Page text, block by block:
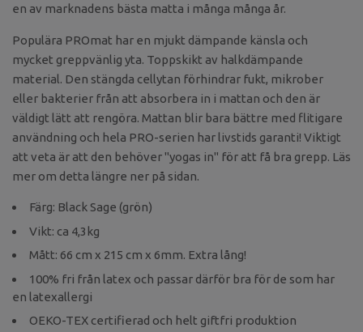
en av marknadens bästa matta i många många år.
Populära PROmat har en mjukt dämpande känsla och
mycket greppvänlig yta. Toppskikt av halkdämpande
material. Den stängda cellytan förhindrar fukt, mikrober
eller bakterier från att absorbera in i mattan och den är
väldigt lätt att rengöra. Mattan blir bara bättre med flitigare
användning och hela PRO-serien har livstids garanti! Viktigt
att veta är att den behöver "yogas in" för att få bra grepp. Läs
mer om detta längre ner på sidan.
Färg: Black Sage (grön)
Vikt: ca 4,3kg
Mått: 66 cm x 215 cm x 6mm. Extra lång!
100% fri från latex och passar därför bra för de som har
en latexallergi
OEKO-TEX certifierad och helt giftfri produktion